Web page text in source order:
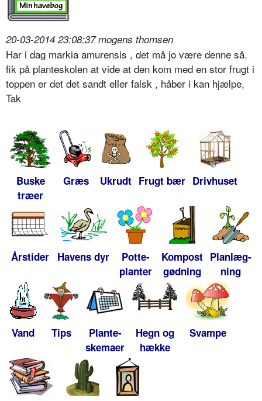
20-03-2014 23:08:37 mogens thomsen
Har i dag markia amurensis , det må jo være denne så.
fik på planteskolen at vide at den kom med en stor frugt i
toppen er det det sandt eller falsk , håber i kan hjælpe,
Tak
Buske
træer
Græs Ukrudt Frugt bær Drivhuset
Årstider Havens dyr
Potte-
planter
Kompost
gødning
Planlæg-
ning
Vand Tips
Plante-
skemaer
Hegn og
hække
Svampe